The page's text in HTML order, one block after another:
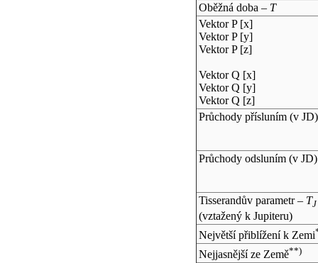
Oběžná doba – T
Vektor P [x]
Vektor P [y]
Vektor P [z]
Vektor Q [x]
Vektor Q [y]
Vektor Q [z]
Průchody přísluním (v JD)
Průchody odsluním (v JD)
Tisserandův parametr – TJ
(vztažený k Jupiteru)
Největší přiblížení k Zemi
Nejjasnější ze Země**)